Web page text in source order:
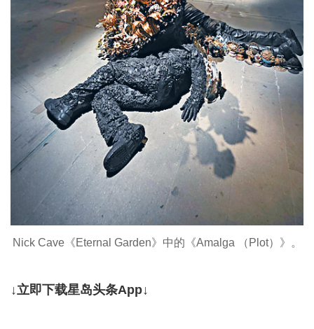
Nick Cave《Eternal Garden》中的《Amalga （Plot）》。
↓立即下载星岛头条App↓